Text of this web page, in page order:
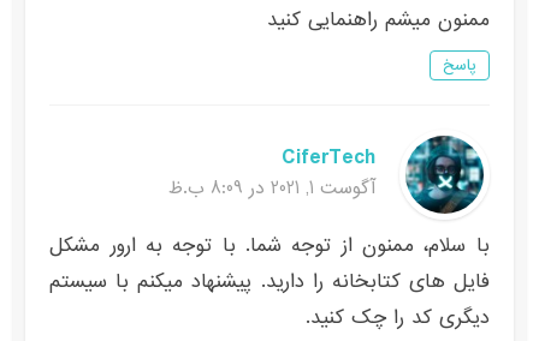
ممنون میشم راهنمایی کنید
پاسخ
CiferTech
آگوست 1, 2021 در 8:09 ب.ظ
با سلام، ممنون از توجه شما. با توجه به ارور مشکل
فایل های کتابخانه را دارید. پیشنهاد میکنم با سیستم
دیگری کد را چک کنید.